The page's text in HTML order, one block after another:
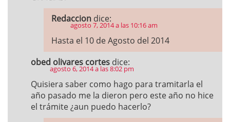
Redaccion dice:
agosto 7, 2014 a las 10:16 am
Hasta el 10 de Agosto del 2014
obed olivares cortes dice:
agosto 6, 2014 a las 8:02 pm
Quisiera saber como hago para tramitarla el
año pasado me la dieron pero este año no hice
el trámite ¿aun puedo hacerlo?